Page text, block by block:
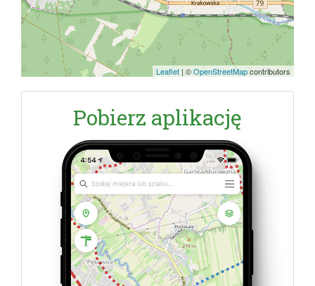
Leaflet | ©OpenStreetMapcontributors
Pobierz aplikację